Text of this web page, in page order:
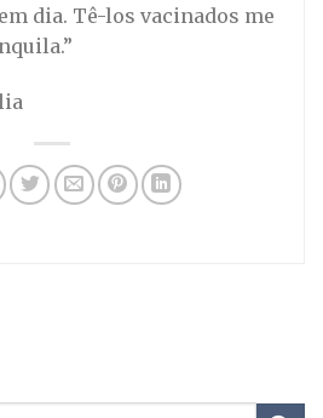
dia. Tê-los vacinados me